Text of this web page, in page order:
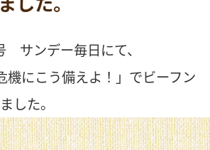
サンデー毎日にて、
機にこう備えよ！」でビーフン
した。